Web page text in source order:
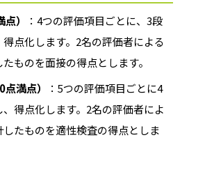
）
：4つの評価項目ごとに、3段
点化します。2名の評価者による
ものを面接の得点とします。
満点）
：5つの評価項目ごとに4
得点化します。2名の評価者によ
たものを適性検査の得点としま